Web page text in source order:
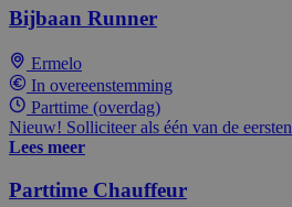
Bijbaan Runner
Ermelo
In overeenstemming
Parttime (overdag)
Nieuw! Solliciteer als één van de eersten
Lees meer
Parttime Chauffeur